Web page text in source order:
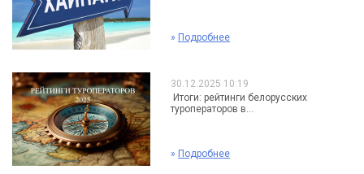
» Подробнее
30.12.2025 10:19
Итоги: рейтинги белорусских
туроператоров в...
» Подробнее